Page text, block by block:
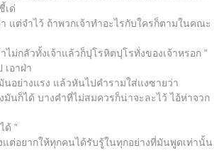
เด่
แต่จำไว้ ถ้าพวกเจ้าทำอะไรกับใครก็ตามในคณะ
ไม่กลัวทั้งเจ้าแล้วก็ปุโรหิตปุโรทั่งของเจ้าหรอก ”
เอาฝ่า
อย่างแรง แล้วหันไปคำรามใส่แงซายว่า
มันก็ได้ บางคำที่ไม่สมควรก็น่าจะละไว้ ไอ้ห่าจวก
ด้ ”
แต่อยากให้ทุกคนได้รับรู้ในทุกอย่างที่มันพูดเท่านั้น